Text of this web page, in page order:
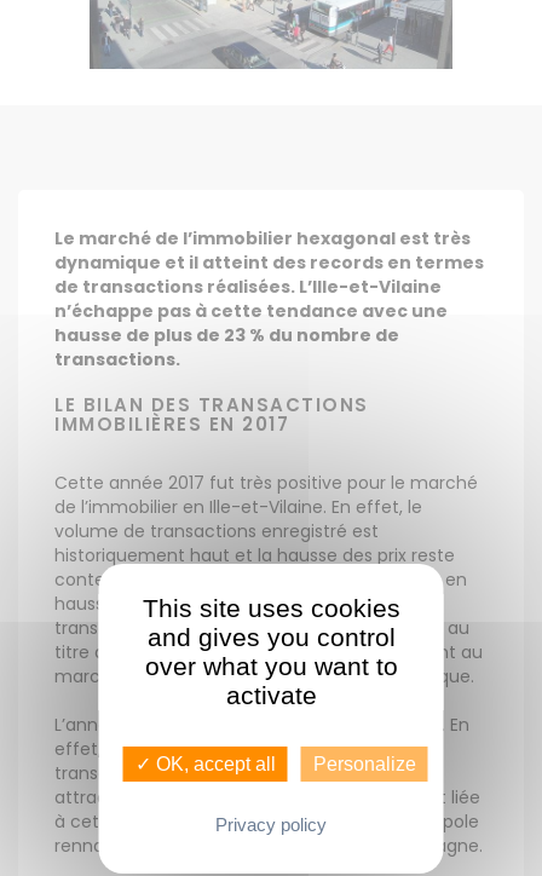
Le marché de l’immobilier hexagonal est très
dynamique et il atteint des records en termes
de transactions réalisées. L’Ille-et-Vilaine
n’échappe pas à cette tendance avec une
hausse de plus de 23 % du nombre de
transactions.
LE BILAN DES TRANSACTIONS
IMMOBILIÈRES EN 2017
Cette année 2017 fut très positive pour le marché
de l’immobilier en Ille-et-Vilaine. En effet, le
volume de transactions enregistré est
historiquement haut et la hausse des prix reste
contenue. Les transactions immobilières sont en
hausse de plus de 23 % avec un nombre de
transactions record. Les acquéreurs achètent au
titre de leur résidence principale et permettent au
marché de l’immobilier de rester très dynamique.
L’année 2018 prévoit d’être équivalente à 2017. En
effet, les taux d’intérêt restent bas et les
transactions ne s’effondrent pas. La forte
attractivité de l’Ille-et-Vilaine est directement liée
à cette tendance, notamment dans la métropole
rennaise, pôle économique majeur de la Bretagne.
This site uses cookies
and gives you control
over what you want to
activate
✓ OK, accept all Personalize
Privacy policy